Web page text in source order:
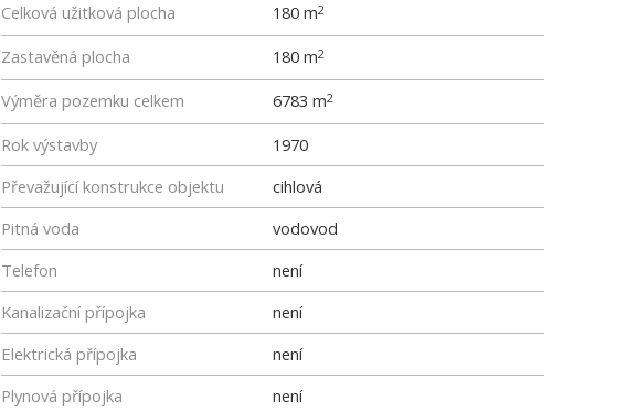
Celková užitková plocha
180 m2
Zastavěná plocha 180 m2
Výměra pozemku celkem 6783 m2
Rok výstavby
1970
Převažující konstrukce objektu
cihlová
Pitná voda
vodovod
Telefon
není
Kanalizační přípojka
není
Elektrická přípojka
není
Plynová přípojka
není